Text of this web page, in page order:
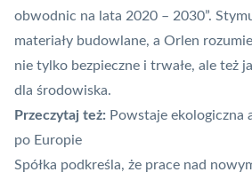
obwodnic na lata 2020 – 2030”.
materiały budowlane, a Orlen
nie tylko bezpieczne i trwałe, ale też
dla środowiska.
Przeczytaj też: Powstaje
po Europie
Spółka podkreśla, że prace nad